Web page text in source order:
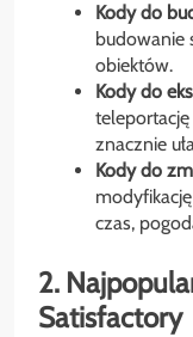
Kody do
budowanie
obiektów.
Kody do
znacznie
Kody do
czas,
2.
Satisfactory